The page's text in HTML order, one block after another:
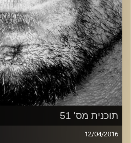
תוכנית מס' 51
12/04/2016